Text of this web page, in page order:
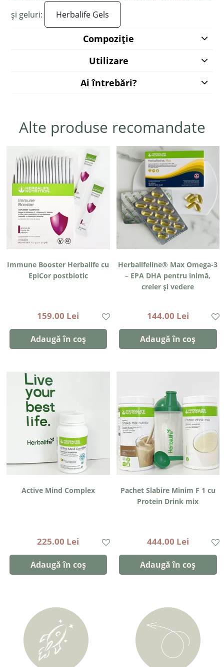
și geluri:
Herbalife Gels
Compoziție
Utilizare
Ai întrebări?
Alte produse recomandate
Immune Booster Herbalife cu
EpiCor postbiotic
159.00 Lei
Adaugă în coș
Herbalifeline® Max Omega-3
– EPA DHA pentru inimă,
creier și vedere
144.00 Lei
Adaugă în coș
Active Mind Complex
225.00 Lei
Adaugă în coș
Pachet Slabire Minim F 1 cu
Protein Drink mix
444.00 Lei
Adaugă în coș